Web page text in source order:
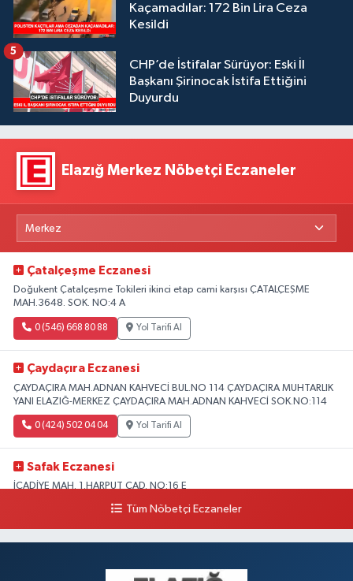
Kaçamadılar: 172 Bin Lira Ceza
Kesildi
CHP’de İstifalar Sürüyor: Eski İl
Başkanı Şirinocak İstifa Ettiğini
Duyurdu
5
Elazığ Merkez Nöbetçi Eczaneler
Çatalçeşme Eczanesi
Doğukent Çatalçeşme Tokileri ikinci etap cami karşısı ÇATALÇEŞME
MAH.3648. SOK. NO:4 A
0 (546) 668 80 88 Yol Tarifi Al
Çaydaçıra Eczanesi
ÇAYDAÇIRA MAH.ADNAN KAHVECİ BUL.NO 114 ÇAYDAÇIRA MUHTARLIK
YANI ELAZIĞ-MERKEZ ÇAYDAÇIRA MAH.ADNAN KAHVECİ SOK.NO:114
0 (424) 502 04 04 Yol Tarifi Al
Safak Eczanesi
İCADİYE MAH. 1.HARPUT CAD. NO:16 E
Yol Tarifi Al
Üniversite Mahallesi, Yahya Kemal Caddesi, No:34 B Merkez Elazığ
Tüm Nöbetçi Eczaneler